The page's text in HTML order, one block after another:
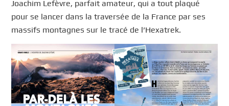
Joachim Lefèvre, parfait amateur, qui a tout plaqué
pour se lancer dans la traversée de la France par ses
massifs montagnes sur le tracé de l’Hexatrek.